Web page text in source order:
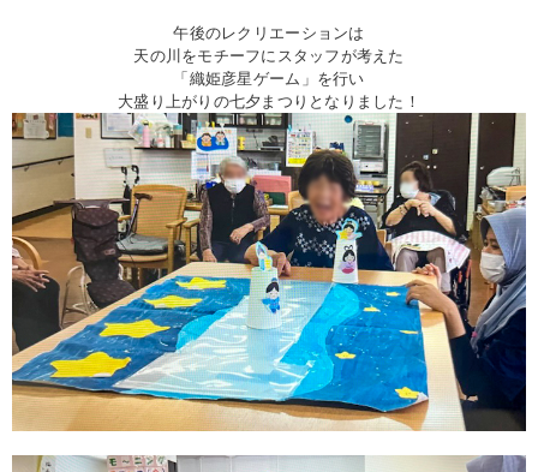
午後のレクリエーションは
天の川をモチーフにスタッフが考えた
「織姫彦星ゲーム」を行い
大盛り上がりの七夕まつりとなりました！